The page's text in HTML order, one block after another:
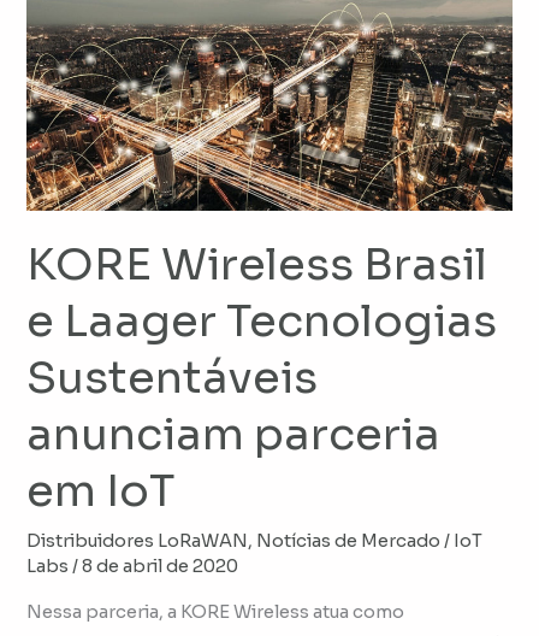
KORE Wireless Brasil
e Laager Tecnologias
Sustentáveis
anunciam parceria
em IoT
Distribuidores LoRaWAN, Notícias de Mercado / IoT
Labs/8 de abril de 2020
Nessa parceria, a KORE Wireless atua como
Brasil
e
Laager
Tecnologias
Sustentáveis
anunciam
em